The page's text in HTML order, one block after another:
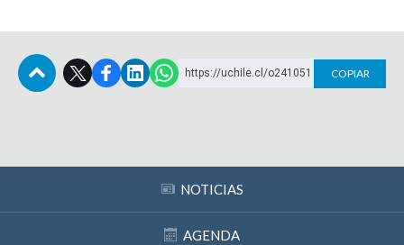
https://uchile.cl/o241051 COPIAR
NOTICIAS
AGENDA